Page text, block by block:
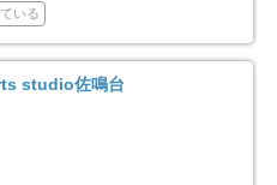
周智郡森町 2
いる
studio佐鳴台